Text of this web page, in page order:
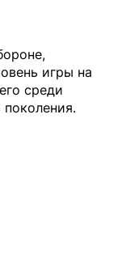
игры на
среди